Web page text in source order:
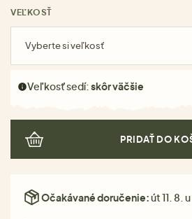
VEĽKOSŤ
Vyberte si veľkosť
Veľkosť sedí:skôr väčšie
PRIDAŤ DO
Očakávané doručenie:út 11. 8.